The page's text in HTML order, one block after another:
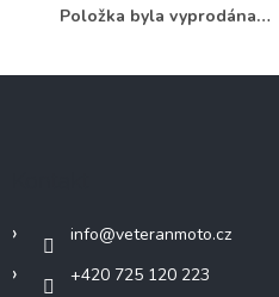
Položka byla vyprodána…
info@veteranmoto.cz
+420 725 120 223